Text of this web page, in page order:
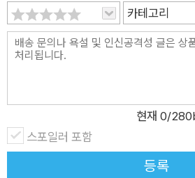
간을 두고 조회수를 얻기 위해 경쟁하
파할 해법은 무엇일까. 어떻게 하면 사
있을까. “팔로워 수가 없어도, 광고를 돌리지 않아도 터질 수 있
다도 전략적이고 꼼꼼한 접근이 필요하
수가 터지는 6단계 프레임워크를 구축했
hort) 개발’이다. 코호트란 소비자 집단
텐츠를 소비할 사람들이 누구인지 정의
카테고리
현재 0/
스포일러 포함
등록